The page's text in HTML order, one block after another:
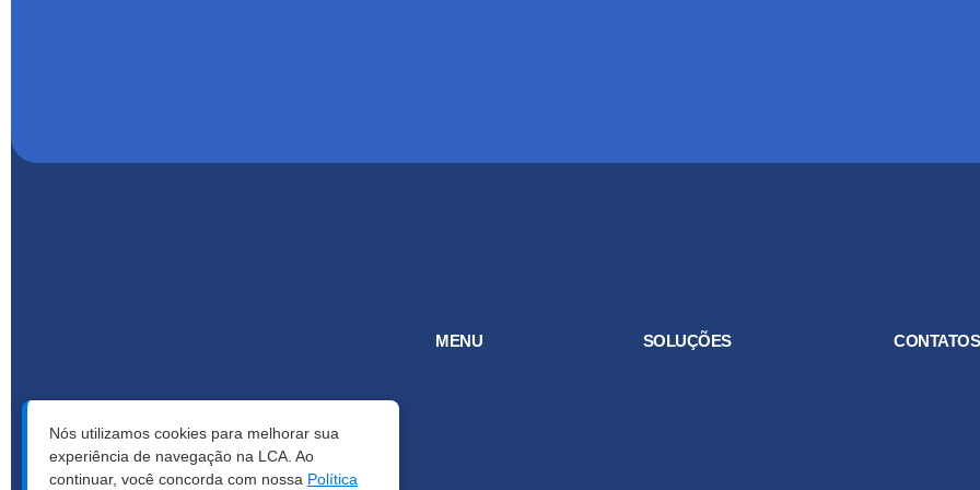
MENU SOLUÇÕES CONTATOS
Nós utilizamos cookies para melhorar sua
experiência de navegação na LCA. Ao
continuar, você concorda com nossa Política